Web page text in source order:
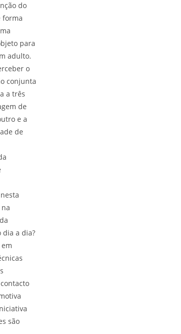
do
forma
para
adulto.
o
conjunta
a três
de
e a
de
dia a dia?
são